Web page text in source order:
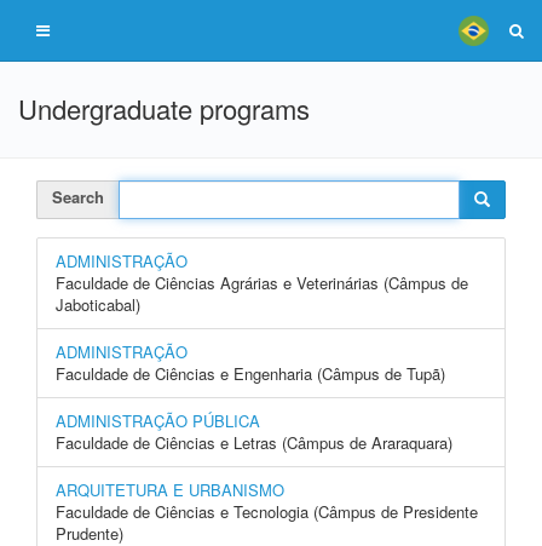
Undergraduate programs
Search
ADMINISTRAÇÃO
Faculdade de Ciências Agrárias e Veterinárias (Câmpus de
Jaboticabal)
ADMINISTRAÇÃO
Faculdade de Ciências e Engenharia (Câmpus de Tupã)
ADMINISTRAÇÃO PÚBLICA
Faculdade de Ciências e Letras (Câmpus de Araraquara)
ARQUITETURA E URBANISMO
Faculdade de Ciências e Tecnologia (Câmpus de Presidente
Prudente)